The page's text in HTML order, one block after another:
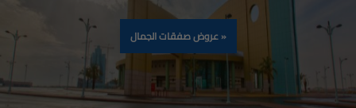
عروض صفقات الجمال »